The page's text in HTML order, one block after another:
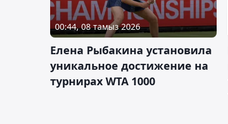
00:44, 08 тамыз 2026
Елена Рыбакина установила
уникальное достижение на
турнирах WTA 1000